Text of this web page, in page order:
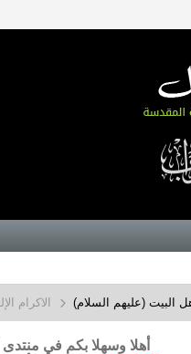
البيت (عليهم السلام) الاكرام
أهلا وسهلا بكم في منتدى